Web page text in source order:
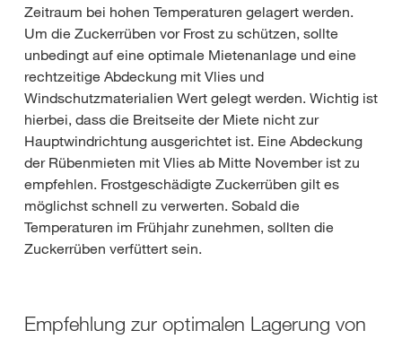
Zeitraum bei hohen Temperaturen gelagert werden.
Um die Zuckerrüben vor Frost zu schützen, sollte
unbedingt auf eine optimale Mietenanlage und eine
rechtzeitige Abdeckung mit Vlies und
Windschutzmaterialien Wert gelegt werden. Wichtig ist
hierbei, dass die Breitseite der Miete nicht zur
Hauptwindrichtung ausgerichtet ist. Eine Abdeckung
der Rübenmieten mit Vlies ab Mitte November ist zu
empfehlen. Frostgeschädigte Zuckerrüben gilt es
möglichst schnell zu verwerten. Sobald die
Temperaturen im Frühjahr zunehmen, sollten die
Zuckerrüben verfüttert sein.
Empfehlung zur optimalen Lagerung von